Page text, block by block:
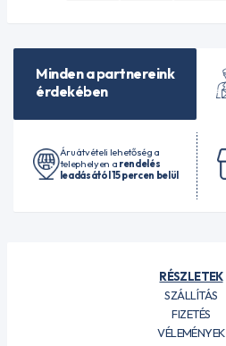
Minden a partnereink
érdekében
Áruátvételi lehetőség a
telephelyen a rendelés
leadásától 15 percen belül
RÉSZLETEK
SZÁLLÍTÁS
FIZETÉS
VÉLEMÉNYEK